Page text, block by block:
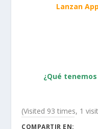
Lanzan
¿Qué
(Visited 93 times, 1
COMPARTIR EN: